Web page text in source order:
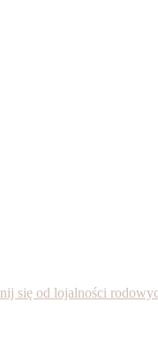
się od lojalności